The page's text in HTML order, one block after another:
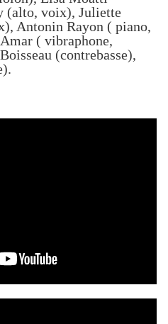
(alto, voix), Juliette
), Antonin Rayon ( piano,
( vibraphone,
(contrebasse),
).